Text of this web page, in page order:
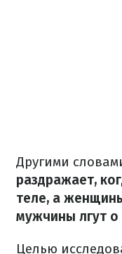
Другими
раздражает,
теле, а
мужчины лгут о
Целью